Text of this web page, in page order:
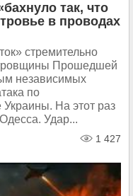
так, что
в проводах
стремительно
Прошедшей
независимых
по
Украины. На этот раз
Удар...
1 427